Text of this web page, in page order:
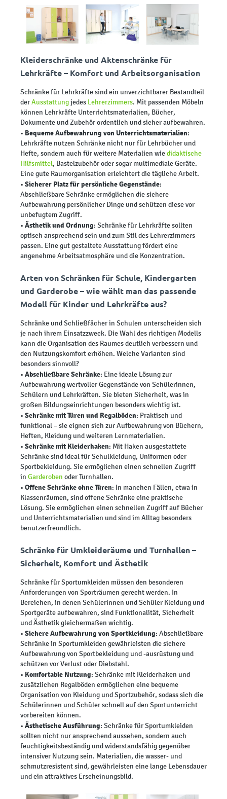
Kleiderschränke und Aktenschränke für
Lehrkräfte – Komfort und Arbeitsorganisation
Schränke für Lehrkräfte sind ein unverzichtbarer Bestandteil
derAusstattungjedes Lehrerzimmers. Mit passenden Möbeln
können Lehrkräfte Unterrichtsmaterialien, Bücher,
Dokumente und Zubehör ordentlich und sicher aufbewahren.
• Bequeme Aufbewahrung von Unterrichtsmaterialien:
Lehrkräfte nutzen Schränke nicht nur für Lehrbücher und
Hefte, sondern auch für weitere Materialien wiedidaktische
Hilfsmittel, Bastelzubehör oder sogar multimediale Geräte.
Eine gute Raumorganisation erleichtert die tägliche Arbeit.
• Sicherer Platz für persönliche Gegenstände:
Abschließbare Schränke ermöglichen die sichere
Aufbewahrung persönlicher Dinge und schützen diese vor
unbefugtem Zugriff.
• Ästhetik und Ordnung: Schränke für Lehrkräfte sollten
optisch ansprechend sein und zum Stil des Lehrerzimmers
passen. Eine gut gestaltete Ausstattung fördert eine
angenehme Arbeitsatmosphäre und die Konzentration.
Arten von Schränken für Schule, Kindergarten
und Garderobe – wie wählt man das passende
Modell für Kinder und Lehrkräfte aus?
Schränke und Schließfächer in Schulen unterscheiden sich
je nach ihrem Einsatzzweck. Die Wahl des richtigen Modells
kann die Organisation des Raumes deutlich verbessern und
den Nutzungskomfort erhöhen. Welche Varianten sind
besonders sinnvoll?
• Abschließbare Schränke: Eine ideale Lösung zur
Aufbewahrung wertvoller Gegenstände von Schülerinnen,
Schülern und Lehrkräften. Sie bieten Sicherheit, was in
großen Bildungseinrichtungen besonders wichtig ist.
• Schränke mit Türen und Regalböden: Praktisch und
funktional – sie eignen sich zur Aufbewahrung von Büchern,
Heften, Kleidung und weiteren Lernmaterialien.
• Schränke mit Kleiderhaken: Mit Haken ausgestattete
Schränke sind ideal für Schulkleidung, Uniformen oder
Sportbekleidung. Sie ermöglichen einen schnellen Zugriff
in Garderoben oder Turnhallen.
• Offene Schränke ohne Türen: In manchen Fällen, etwa in
Klassenräumen, sind offene Schränke eine praktische
Lösung. Sie ermöglichen einen schnellen Zugriff auf Bücher
und Unterrichtsmaterialien und sind im Alltag besonders
benutzerfreundlich.
Schränke für Umkleideräume und Turnhallen –
Sicherheit, Komfort und Ästhetik
Schränke für Sportumkleiden müssen den besonderen
Anforderungen von Sporträumen gerecht werden. In
Bereichen, in denen Schülerinnen und Schüler Kleidung und
Sportgeräte aufbewahren, sind Funktionalität, Sicherheit
und Ästhetik gleichermaßen wichtig.
• Sichere Aufbewahrung von Sportkleidung: Abschließbare
Schränke in Sportumkleiden gewährleisten die sichere
Aufbewahrung von Sportbekleidung und -ausrüstung und
schützen vor Verlust oder Diebstahl.
• Komfortable Nutzung: Schränke mit Kleiderhaken und
zusätzlichen Regalböden ermöglichen eine bequeme
Organisation von Kleidung und Sportzubehör, sodass sich die
Schülerinnen und Schüler schnell auf den Sportunterricht
vorbereiten können.
• Ästhetische Ausführung: Schränke für Sportumkleiden
sollten nicht nur ansprechend aussehen, sondern auch
feuchtigkeitsbeständig und widerstandsfähig gegenüber
intensiver Nutzung sein. Materialien, die wasser- und
schmutzresistent sind, gewährleisten eine lange Lebensdauer
und ein attraktives Erscheinungsbild.